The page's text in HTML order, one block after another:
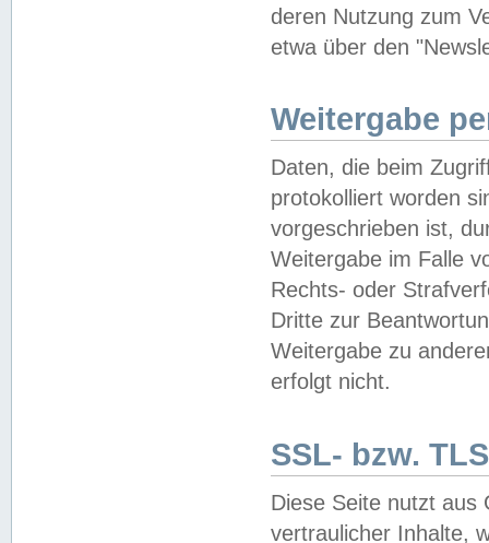
deren Nutzung zum
etwa über den
Weitergabe
Daten, die beim
protokolliert worden
vorgeschrieben ist,
Weitergabe im Falle
Rechts- oder
Dritte zur
Weitergabe zu
erfolgt nicht.
SSL- bzw.
Diese Seite nutzt aus
vertraulicher Inhalte,